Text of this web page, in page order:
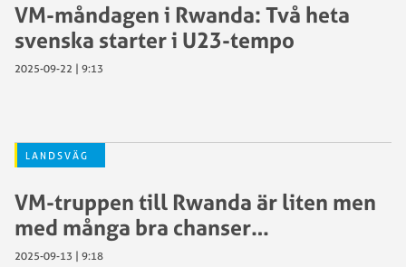
VM-måndagen i Rwanda: Två heta
svenska starter i U23-tempo
2025-09-22 | 9:13
LANDSVÄG
VM-truppen till Rwanda är liten men
med många bra chanser…
2025-09-13 | 9:18